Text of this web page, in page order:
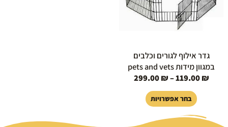
גדר אילוף לגורים וכלבים
במגוון מידות pets and vets
119.00₪
–
299.00₪
בחר אפשרויות
לבחור
את
המוצר